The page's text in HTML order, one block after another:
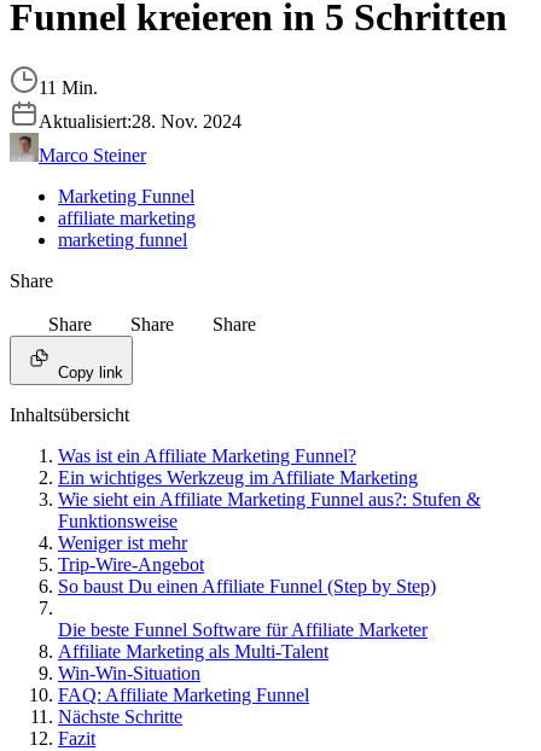
Funnel kreieren in 5 Schritten
11 Min.
Aktualisiert:28. Nov. 2024
Marco Steiner
Marketing Funnel
affiliate marketing
marketing funnel
Share
Share Share Share
Copy link
Inhaltsübersicht
Was ist ein Affiliate Marketing Funnel?
Ein wichtiges Werkzeug im Affiliate Marketing
Wie sieht ein Affiliate Marketing Funnel aus?: Stufen &
Funktionsweise
Weniger ist mehr
Trip-Wire-Angebot
So baust Du einen Affiliate Funnel (Step by Step)
Die beste Funnel Software für Affiliate Marketer
Affiliate Marketing als Multi-Talent
Win-Win-Situation
FAQ: Affiliate Marketing Funnel
Nächste Schritte
Fazit